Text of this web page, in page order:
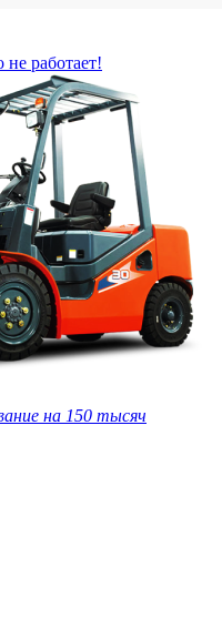
работает!
на 150 тысяч